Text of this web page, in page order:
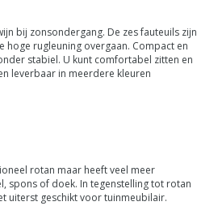
bij zonsondergang. De zes fauteuils zijn
rugleuning overgaan. Compact en
stabiel. U kunt comfortabel zitten en
leverbaar in meerdere kleuren
rotan maar heeft veel meer
spons of doek. In tegenstelling tot rotan
uiterst geschikt voor tuinmeubilair.